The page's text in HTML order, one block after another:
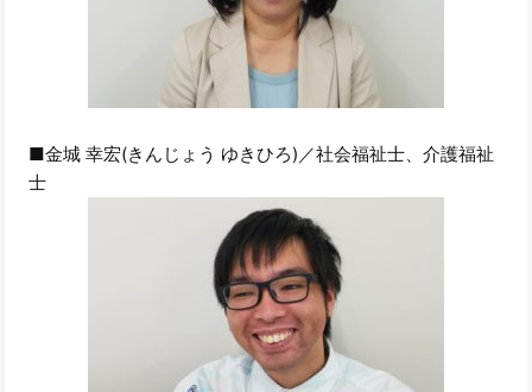
■金城 幸宏(きんじょう ゆきひろ)／社会福祉士、介護福祉
士